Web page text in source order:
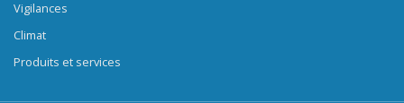
Vigilances
Climat
Produits et services